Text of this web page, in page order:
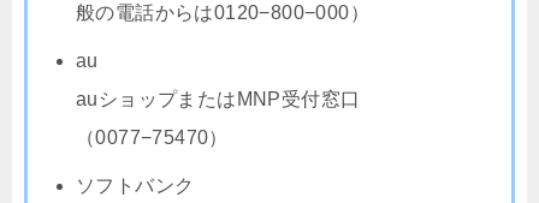
般の電話からは0120−800−000）
au
auショップまたはMNP受付窓口
（0077−75470）
ソフトバンク